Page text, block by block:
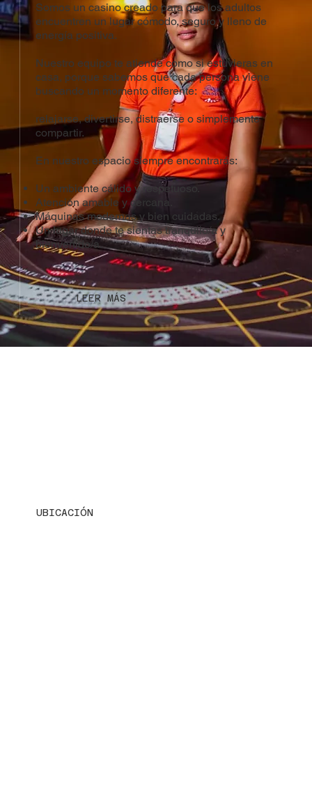
LEER MÁS
Somos un casino creado para que los adultos
encuentren un lugar cómodo, seguro y lleno de
energía positiva.
Nuestro equipo te atiende como si estuvieras en
casa, porque sabemos que cada persona viene
buscando un momento diferente:
relajarse, divertirse, distraerse o simplemente
compartir.
En nuestro espacio siempre encontrarás:
Un ambiente cálido y respetuoso.
Atención amable y cercana.
Máquinas modernas y bien cuidadas.
Un lugar donde te sientas tranquilo/a y
bienvenido/a.
UBICACIÓN